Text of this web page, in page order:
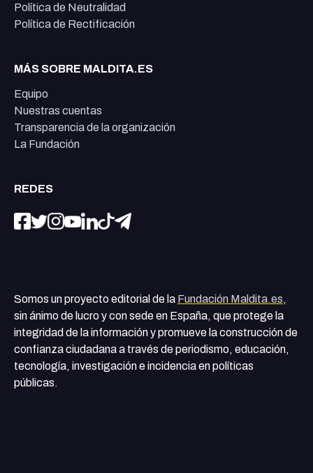
Política de Neutralidad
Política de Rectificación
MÁS SOBRE MALDITA.ES
Equipo
Nuestras cuentas
Transparencia de la organización
La Fundación
REDES
Somos un proyecto editorial de la Fundación Maldita.es,
sin ánimo de lucro y con sede en España, que protege la
integridad de la información y promueve la construcción de
confianza ciudadana a través de periodismo, educación,
tecnología, investigación e incidencia en políticas
públicas.